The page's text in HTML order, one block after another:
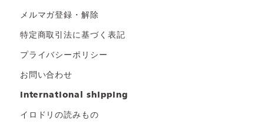
メルマガ登録・解除
特定商取引法に基づく表記
プライバシーポリシー
お問い合わせ
international shipping
イロドリの読みもの